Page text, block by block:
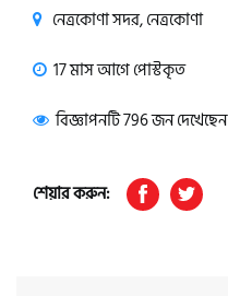
নেত্রকোণা সদর, নেত্রকোণা
17 মাস আগে পোস্টকৃত
বিজ্ঞাপনটি 796 জন দেখেছেন
শেয়ার করুন: